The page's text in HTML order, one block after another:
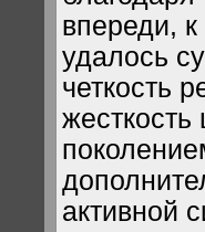
впереди,
удалось
четкость
активной